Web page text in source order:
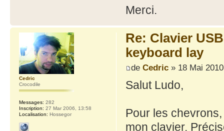
Merci.
Re: Clavier
keyboard lay
de Cedric» 18 Mai
Salut Ludo,
Pour les
mon clavier.
Cedric
Crocodile
Messages: 282
Inscription: 27 Mar 2006, 13:58
Localisation: Hossegor